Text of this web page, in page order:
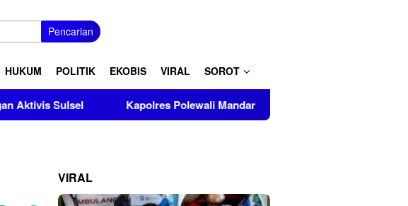
Pencarian
HUKUM POLITIK EKOBIS VIRAL SOROT
Kapolres Polewali Mandar Turut Musnahkan Barang Bukti Perkara
VIRAL